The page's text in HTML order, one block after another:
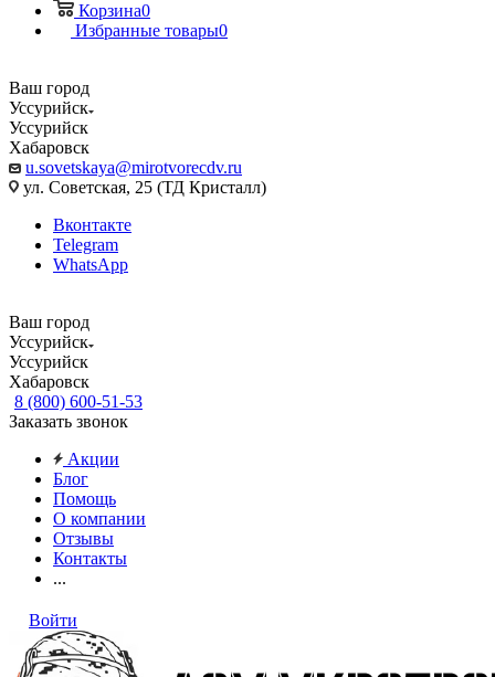
Корзина0
Избранные товары0
Ваш город
Уссурийск
Уссурийск
Хабаровск
u.sovetskaya@mirotvorecdv.ru
ул. Советская, 25 (ТД Кристалл)
Вконтакте
Telegram
WhatsApp
Ваш город
Уссурийск
Уссурийск
Хабаровск
8 (800) 600-51-53
Заказать звонок
Акции
Блог
Помощь
О компании
Отзывы
Контакты
...
Войти